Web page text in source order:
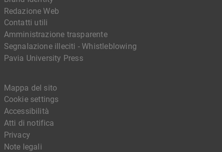
Redazione Web
Contatti utili
Amministrazione trasparente
Segnalazione illeciti - Whistleblowing
Pavia University Press
Mappa del sito
Cookie settings
Accessibilità
Atti di notifica
Privacy
Note legali